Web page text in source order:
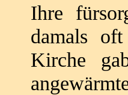
Ihre
damals oft
Kirche